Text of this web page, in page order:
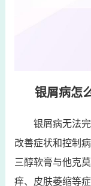
银屑病怎
银屑病无法
改善症状和控制
三醇软膏与他克
痒、皮肤萎缩等